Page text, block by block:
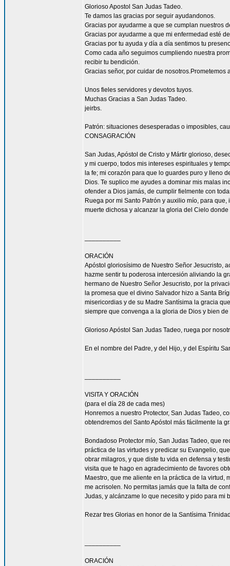
Glorioso Apostol San Judas Tadeo.
Te damos las gracias por seguir ayudandonos.
Gracias por ayudarme a que se cumplan nuestros
Gracias por ayudarme a que mi enfermedad esté
Gracias por tu ayuda y día a día sentimos tu
Como cada año seguimos cumpliendo nuestra
recibir tu bendición.
Gracias señor, por cuidar de
Unos fieles servidores y devotos tuyos.
Muchas Gracias a San Judas Tadeo.
jeirbs.
Patrón: situaciones desesperadas o imposibles,
CONSAGRACIÓN
San Judas, Apóstol de Cristo y Mártir glorioso,
y mi cuerpo, todos mis intereses espirituales y
la fe; mi corazón para que lo guardes puro y lleno
Dios. Te suplico me ayudes a dominar mis malas
ofender a Dios jamás, de cumplir fielmente con
Ruega por mi Santo Patrón y auxilio mío, para
muerte dichosa y alcanzar la gloria del Cielo
ORACIÓN
Apóstol gloriosísimo de Nuestro Señor Jesucristo,
hazme sentir tu poderosa intercesión aliviando la
hermano de Nuestro Señor Jesucristo, por la
la promesa que el divino Salvador hizo a Santa
misericordias y de su Madre Santísima la gracia
siempre que convenga a la gloria de Dios y bien de
Glorioso Apóstol San Judas Tadeo, ruega por
En el nombre del Padre, y del Hijo, y del Espíritu
VISITA Y ORACIÓN
(para el día 28 de cada mes)
Honremos a nuestro Protector, San Judas Tadeo,
obtendremos del Santo Apóstol más fácilmente la
Bondadoso Protector mío, San Judas Tadeo, que
práctica de las virtudes y predicar su Evangelio,
obrar milagros, y que diste tu vida en defensa y
visita que te hago en agradecimiento de favores
Maestro, que me aliente en la práctica de la
me acrisolen. No permitas jamás que la falta de
Judas, y alcánzame lo que necesito y pido para mi
Rezar tres Glorias en honor de la Santísima
ORACIÓN